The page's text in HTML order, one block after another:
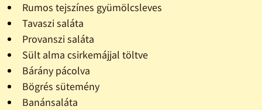
Rumos tejszínes gyümölcsleves
Tavaszi saláta
Provanszi saláta
Sült alma csirkemájjal töltve
Bárány pácolva
Bögrés sütemény
Banánsaláta